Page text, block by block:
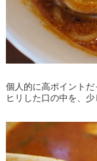
個人的に高ポイント
ヒリした口の中を、